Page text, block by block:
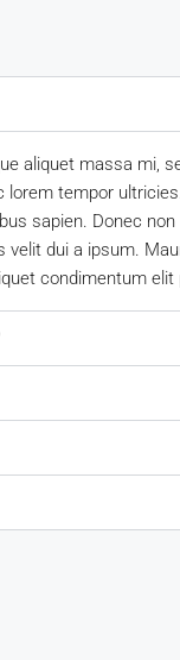
aliquet massa mi,
tempor
sapien. Donec
dui a ipsum.
condimentum